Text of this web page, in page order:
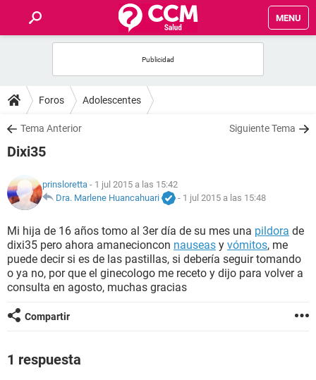
MENU
FOROS
SALUD
NUTRICIÓN
BIENESTAR
SEXUALIDAD
GLOSARIO
Foros Adolescentes
Tema Anterior Siguiente Tema
Dixi35
prinsloretta - 1 jul 2015 a las 15:42
Dra. Marlene Huancahuari
- 1 jul 2015 a las 15:48
Mi hija de 16 años tomo al 3er día de su mes una pildora de
dixi35 pero ahora amanecioncon nauseas y vómitos, me
puede decir si es de las pastillas, si debería seguir tomando
o ya no, por que el ginecologo me receto y dijo para volver a
consulta en agosto, muchas gracias
Compartir
1 respuesta